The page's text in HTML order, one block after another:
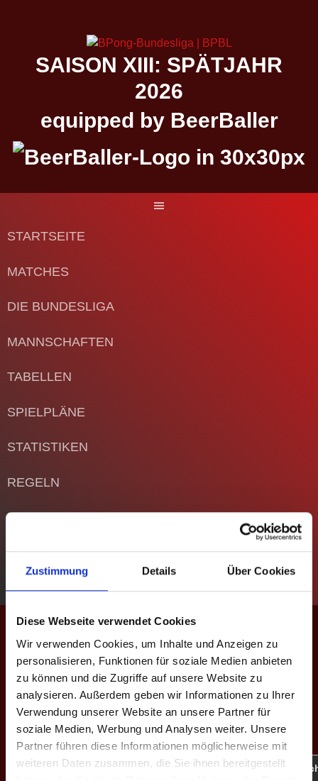
Zustimmung Details Über Cookies
Diese Webseite verwendet Cookies
Wir verwenden Cookies, um Inhalte und Anzeigen zu
personalisieren, Funktionen für soziale Medien anbieten
zu können und die Zugriffe auf unsere Website zu
analysieren. Außerdem geben wir Informationen zu Ihrer
Verwendung unserer Website an unsere Partner für
soziale Medien, Werbung und Analysen weiter. Unsere
Partner führen diese Informationen möglicherweise mit
weiteren Daten zusammen, die Sie ihnen bereitgestellt
SAISON XIII: SPÄTJAHR
2026
equipped by BeerBaller
STARTSEITE
MATCHES
DIE BUNDESLIGA
MANNSCHAFTEN
TABELLEN
SPIELPLÄNE
STATISTIKEN
REGELN
POKAL
EVENTS
KONTAKT
Niederrhein Allstars II –
Saison VIII: Frühjahr 2024
NIEDERRHEIN ALLSTARS II – SAISON VIII:
FRÜHJAHR 2024
# Spieler Einsätze Perfects Treffer-%